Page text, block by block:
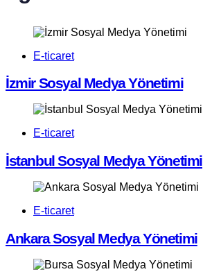
E-ticaret
İzmir Sosyal Medya Yönetimi
E-ticaret
İstanbul Sosyal Medya Yönetimi
E-ticaret
Ankara Sosyal Medya Yönetimi